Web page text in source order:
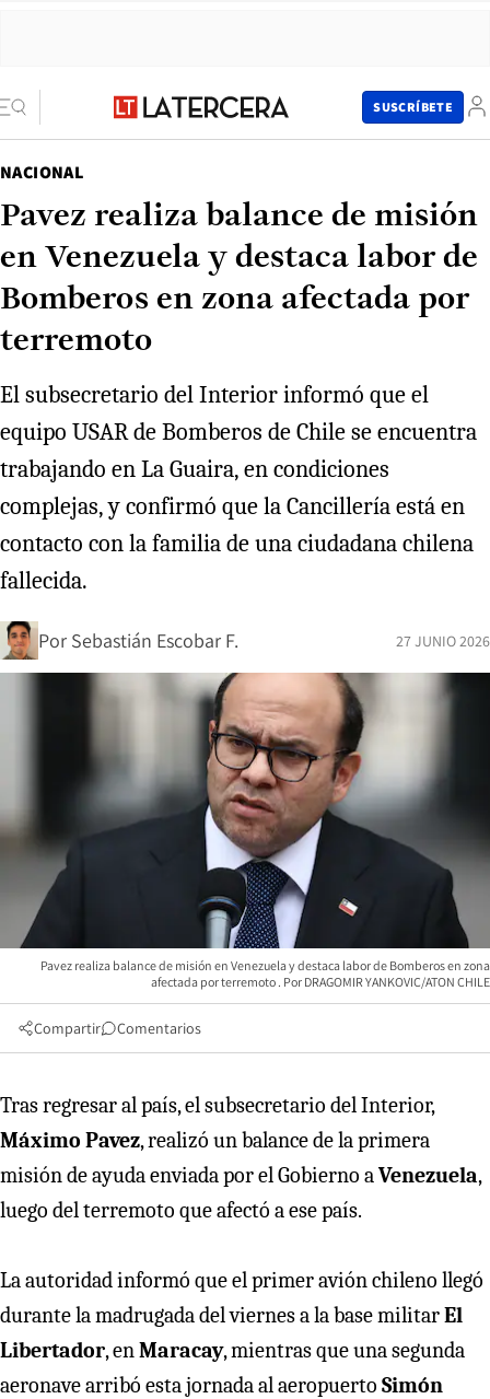
SUSCRÍBETE
NACIONAL
Pavez realiza balance de misión
en Venezuela y destaca labor de
Bomberos en zona afectada por
terremoto
El subsecretario del Interior informó que el
equipo USAR de Bomberos de Chile se encuentra
trabajando en La Guaira, en condiciones
complejas, y confirmó que la Cancillería está en
contacto con la familia de una ciudadana chilena
fallecida.
Por Sebastián Escobar F. 27 JUNIO 2026
Pavez realiza balance de misión en Venezuela y destaca labor de Bomberos en zona
afectada por terremoto
DRAGOMIR YANKOVIC/ATON CHILE
Compartir Comentarios
Tras regresar al país, el subsecretario del Interior,
Máximo Pavez, realizó un balance de la primera
misión de ayuda enviada por el Gobierno aVenezuela,
luego del terremoto que afectó a ese país.
La autoridad informó que el primer avión chileno llegó
durante la madrugada del viernes a la base militarEl
Libertador, enMaracay, mientras que una segunda
aeronave arribó esta jornada al aeropuerto Simón